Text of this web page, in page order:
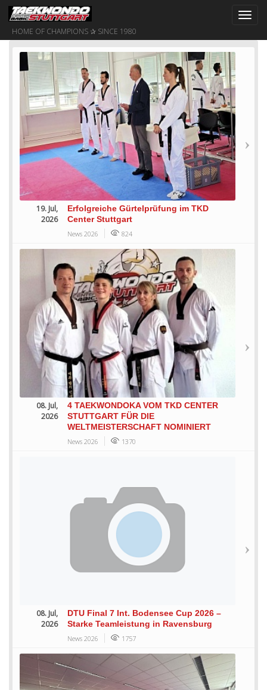
HOME OF CHAMPIONS ✰ SINCE 1980
19. Jul,
2026
Erfolgreiche Gürtelprüfung im TKD
Center Stuttgart
News 2026 824
08. Jul,
2026
4 TAEKWONDOKA VOM TKD CENTER
STUTTGART FÜR DIE
WELTMEISTERSCHAFT NOMINIERT
News 2026 1370
08. Jul,
2026
DTU Final 7 Int. Bodensee Cup 2026 –
Starke Teamleistung in Ravensburg
News 2026 1757